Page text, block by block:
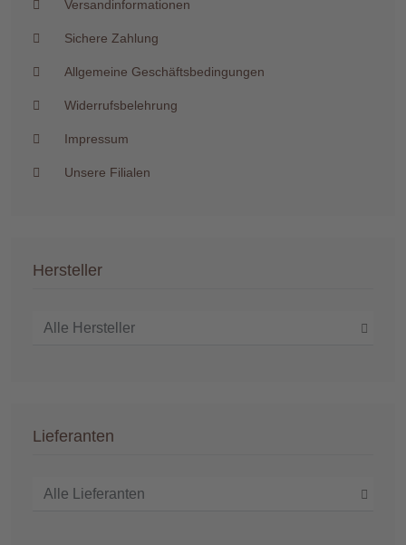
Versandinformationen
Sichere Zahlung
Allgemeine Geschäftsbedingungen
Widerrufsbelehrung
Impressum
Unsere Filialen
Hersteller
Lieferanten